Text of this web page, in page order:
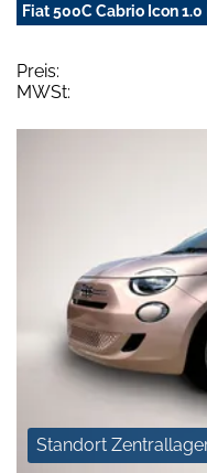
Fiat 500C Cabrio Icon
Preis:
MWSt:
Standort